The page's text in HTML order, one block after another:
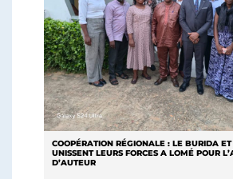
COOPÉRATION RÉGIONALE : LE BURIDA
UNISSENT LEURS FORCES A LOMÉ POUR
D’AUTEUR